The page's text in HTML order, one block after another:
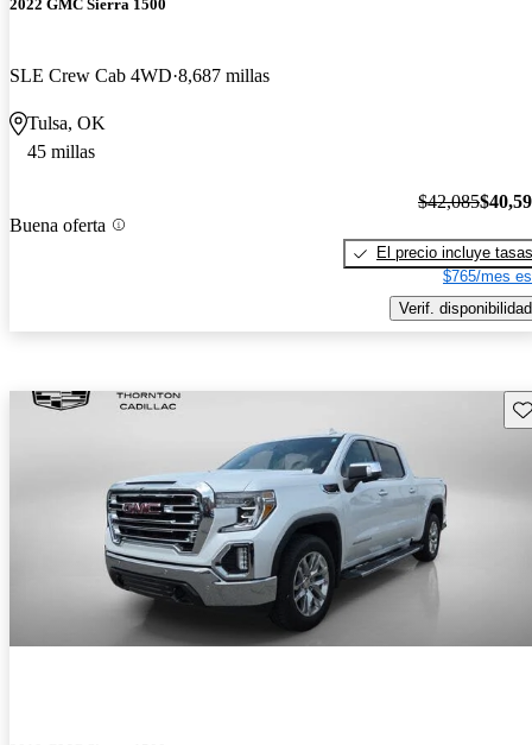
2022 GMC Sierra 1500
SLE Crew Cab 4WD 8,687 millas
Tulsa, OK
45 millas
Buena oferta
$42,085
El precio incluye tasas
$765/mes
Verif. disponibilidad